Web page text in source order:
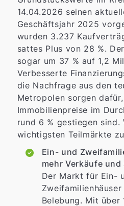
14.04.2026 seinen
Geschäftsjahr 2025
wurden 3.237
sattes Plus von 28 %.
sogar um 37 % auf 1,2
Verbesserte
die Nachfrage aus den
Metropolen sorgen
Immobilienpreise im
rund 6 % gestiegen sind.
wichtigsten Teilmärkte
Ein- und
mehr Verkäufe
Der Markt für Ein-
Belebung. Mit über